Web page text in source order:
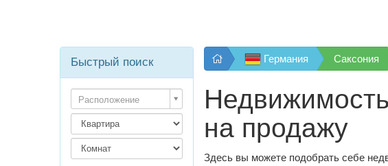
Германия Саксония
на продажу
Здесь вы можете подобрать себе
Быстрый поиск
Расположение